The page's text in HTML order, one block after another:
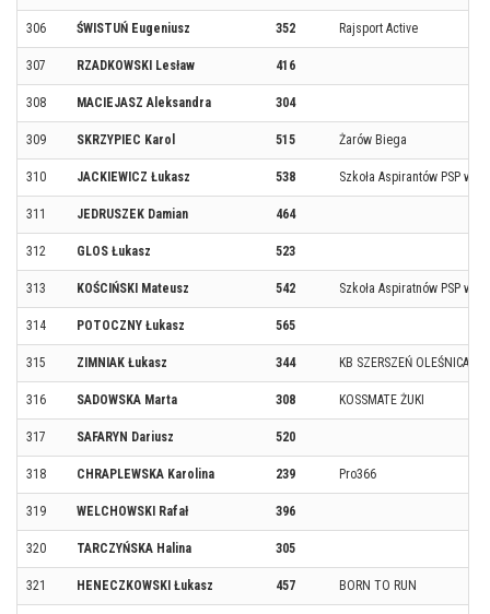
306 ŚWISTUŃ Eugeniusz 352 Rajsport Active
307 RZADKOWSKI Lesław 416
308 MACIEJASZ Aleksandra 304
309 SKRZYPIEC Karol 515 Żarów Biega
310 JACKIEWICZ Łukasz 538 Szkoła Aspirantów PSP w
311 JEDRUSZEK Damian 464
312 GLOS Łukasz 523
313 KOŚCIŃSKI Mateusz 542 Szkoła Aspiratnów PSP w
314 POTOCZNY Łukasz 565
315 ZIMNIAK Łukasz 344 KB SZERSZEŃ OLEŚNICA
316 SADOWSKA Marta 308 KOSSMATE ŻUKI
317 SAFARYN Dariusz 520
318 CHRAPLEWSKA Karolina 239 Pro366
319 WELCHOWSKI Rafał 396
320 TARCZYŃSKA Halina 305
321 HENECZKOWSKI Łukasz 457 BORN TO RUN